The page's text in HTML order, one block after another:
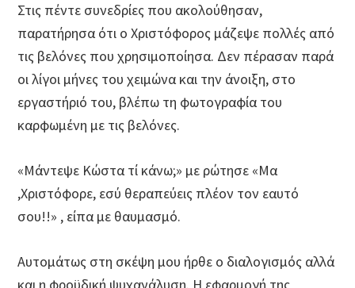
Στις πέντε συνεδρίες που ακολούθησαν,
παρατήρησα ότι ο Χριστόφορος μάζεψε πολλές από
τις βελόνες που χρησιμοποίησα. Δεν πέρασαν παρά
οι λίγοι μήνες του χειμώνα και την άνοιξη, στο
εργαστήριό του, βλέπω τη φωτογραφία του
καρφωμένη με τις βελόνες.
«Μάντεψε Κώστα τί κάνω;» με ρώτησε «Μα
,Χριστόφορε, εσύ θεραπεύεις πλέον τον εαυτό
σου!!» , είπα με θαυμασμό.
Αυτομάτως στη σκέψη μου ήρθε ο διαλογισμός αλλά